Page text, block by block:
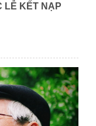
LỄ KẾT NẠP